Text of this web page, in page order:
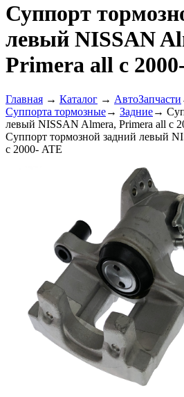
Суппорт
левый NISSAN
Primera all с
Главная → Каталог → АвтоЗапчасти
Суппорта тормозные→ Задние→
левый NISSAN Almera, Primera all с
Суппорт тормозной задний левый
с 2000- ATE